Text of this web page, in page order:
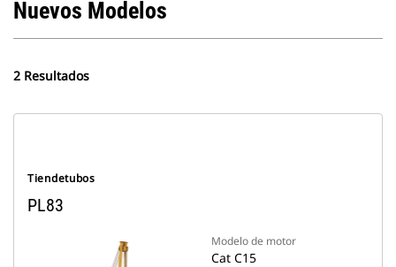
Nuevos Modelos
2 Resultados
Tiendetubos
PL83
Modelo de motor
Cat C15